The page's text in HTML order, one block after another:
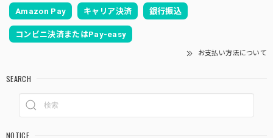
Amazon Pay キャリア決済 銀行振込
コンビニ決済またはPay-easy
お支払い方法について
SEARCH
NOTICE